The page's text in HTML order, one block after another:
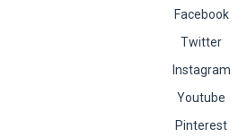
Facebook
Twitter
Instagram
Youtube
Pinterest